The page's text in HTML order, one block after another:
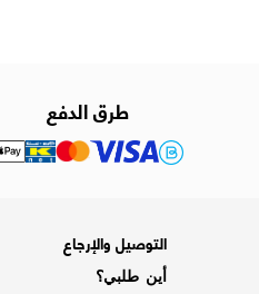
طرق الدفع
التوصيل والإرجاع
أين طلبي؟